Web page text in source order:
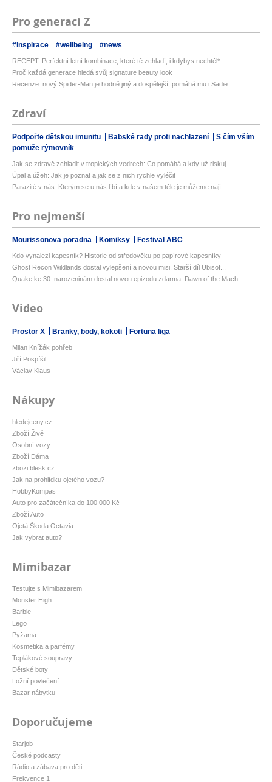
Pro generaci Z
#inspirace #wellbeing #news
RECEPT: Perfektní letní kombinace, které tě zchladí, i kdybys nechtěl*...
Proč každá generace hledá svůj signature beauty look
Recenze: nový Spider-Man je hodně jiný a dospělejší, pomáhá mu i Sadie...
Zdraví
Podpořte dětskou imunitu Babské rady proti nachlazení
S čím vším
pomůže rýmovník
Jak se zdravě zchladit v tropických vedrech: Co pomáhá a kdy už riskuj...
Úpal a úžeh: Jak je poznat a jak se z nich rychle vyléčit
Parazité v nás: Kterým se u nás líbí a kde v našem těle je můžeme nají...
Pro nejmenší
Mourissonova poradna Komiksy Festival ABC
Kdo vynalezl kapesník? Historie od středověku po papírové kapesníky
Ghost Recon Wildlands dostal vylepšení a novou misi. Starší díl Ubisof...
Quake ke 30. narozeninám dostal novou epizodu zdarma. Dawn of the Mach...
Video
Prostor X Branky, body, kokoti Fortuna liga
Milan Knížák pohřeb
Jiří Pospíšil
Václav Klaus
Nákupy
hledejceny.cz
Zboží Živě
Osobní vozy
Zboží Dáma
zbozi.blesk.cz
Jak na prohlídku ojetého vozu?
HobbyKompas
Auto pro začátečníka do 100 000 Kč
Zboží Auto
Ojetá Škoda Octavia
Jak vybrat auto?
Mimibazar
Testujte s Mimibazarem
Monster High
Barbie
Lego
Pyžama
Kosmetika a parfémy
Teplákové soupravy
Dětské boty
Ložní povlečení
Bazar nábytku
Doporučujeme
Starjob
České podcasty
Rádio a zábava pro děti
Frekvence 1